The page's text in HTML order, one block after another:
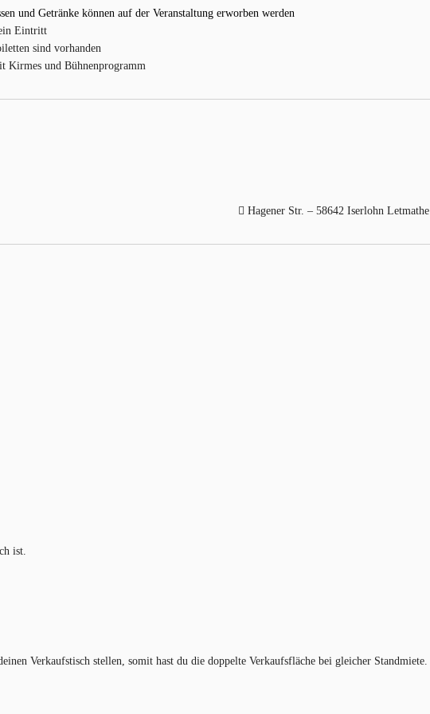
und Getränke können auf der Veranstaltung erworben werden
Eintritt
sind vorhanden
Kirmes und Bühnenprogramm
Hagener Str. – 58642 Iserlohn Letmathe
ist.
Verkaufstisch stellen, somit hast du die doppelte Verkaufsfläche bei gleicher Standmiete.